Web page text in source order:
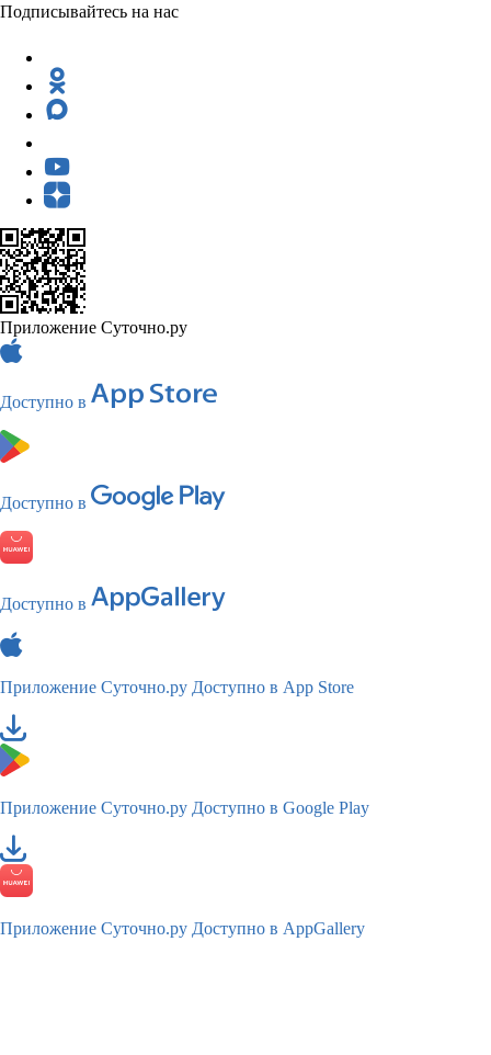
Подписывайтесь на нас
Приложение Суточно.ру
Доступно в
Доступно в
Доступно в
Приложение Суточно.ру Доступно в App Store
Приложение Суточно.ру Доступно в Google Play
Приложение Суточно.ру Доступно в AppGallery